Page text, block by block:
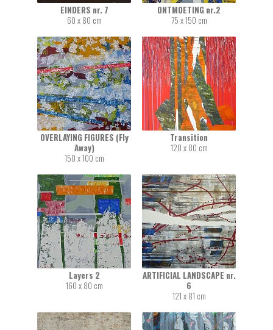
EINDERS nr. 7
60 x 80 cm
ONTMOETING nr.2
75 x 150 cm
OVERLAYING FIGURES (Fly
Away)
150 x 100 cm
Transition
120 x 80 cm
Layers 2
160 x 80 cm
ARTIFICIAL LANDSCAPE nr.
6
121 x 81 cm